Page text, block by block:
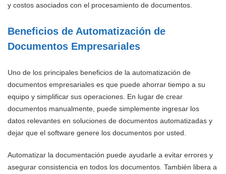
y costos asociados con el procesamiento de documentos.
Beneficios de Automatización de
Documentos Empresariales
Uno de los principales beneficios de la automatización de
documentos empresariales es que puede ahorrar tiempo a su
equipo y simplificar sus operaciones. En lugar de crear
documentos manualmente, puede simplemente ingresar los
datos relevantes en soluciones de documentos automatizadas y
dejar que el software genere los documentos por usted.
Automatizar la documentación puede ayudarle a evitar errores y
asegurar consistencia en todos los documentos. También libera a